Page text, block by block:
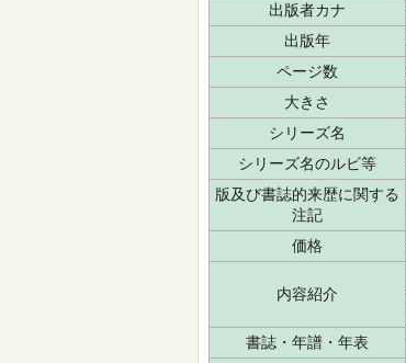
出版者カナ
出版年
ページ数
大きさ
シリーズ名
シリーズ名のルビ等
版及び書誌的来歴に関する
注記
価格
内容紹介
書誌・年譜・年表